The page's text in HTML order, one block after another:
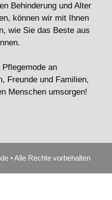
Behinderung und Alter
können wir mit Ihnen
wie Sie das Beste aus
Pflegemode an
Freunde und Familien,
Menschen umsorgen!
• Alle Rechte vorbehalten